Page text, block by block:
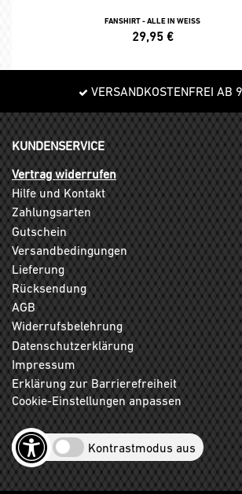
FANSHIRT - ALLE IN WEISS
29,95 €
VERSANDKOSTENFREI AB
KUNDENSERVICE
Vertrag widerrufen
Hilfe und Kontakt
Zahlungsarten
Gutschein
Versandbedingungen
Lieferung
Rücksendung
AGB
Widerrufsbelehrung
Datenschutzerklärung
Impressum
Erklärung zur Barrierefreiheit
Cookie-Einstellungen anpassen
Kontrastmodus aus